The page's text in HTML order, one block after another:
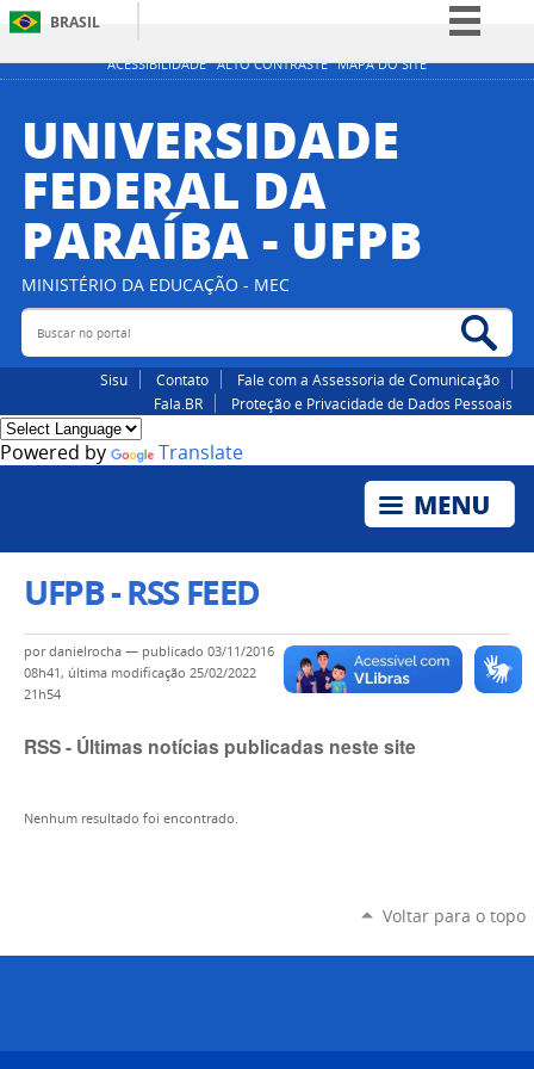
ACESSIBILIDADE ALTO CONTRASTE MAPA DO SITE
BRASIL
Simplifique!
Participe
Acesso à informação
Canais
UNIVERSIDADE
FEDERAL DA
PARAÍBA - UFPB
MINISTÉRIO DA EDUCAÇÃO - MEC
Buscar no portal
Sisu Contato
Fale com a Assessoria de Comunicação
Fala.BR
Proteção e Privacidade de Dados Pessoais
Powered by Translate
UFPB - RSS FEED
pordanielrocha — publicado 03/11/2016
08h41, última modificação 25/02/2022
21h54
RSS - Últimas notícias publicadas neste site
Nenhum resultado foi encontrado.
Voltar para o topo